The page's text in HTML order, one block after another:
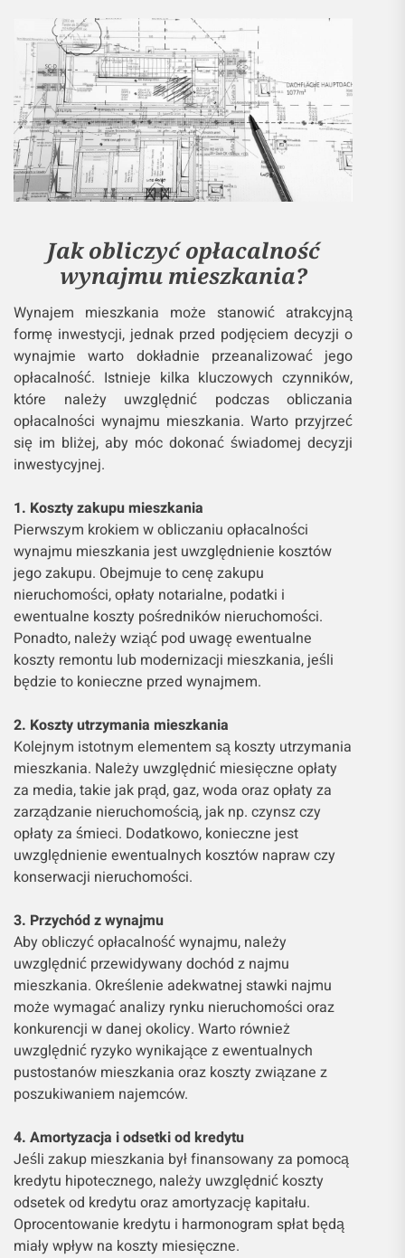
Jak obliczyć opłacalność
wynajmu mieszkania?
Wynajem mieszkania może stanowić atrakcyjną
formę inwestycji, jednak przed podjęciem decyzji o
wynajmie warto dokładnie przeanalizować jego
opłacalność. Istnieje kilka kluczowych czynników,
które należy uwzględnić podczas obliczania
opłacalności wynajmu mieszkania. Warto przyjrzeć
się im bliżej, aby móc dokonać świadomej decyzji
inwestycyjnej.
1. Koszty zakupu mieszkania
Pierwszym krokiem w obliczaniu opłacalności
wynajmu mieszkania jest uwzględnienie kosztów
jego zakupu. Obejmuje to cenę zakupu
nieruchomości, opłaty notarialne, podatki i
ewentualne koszty pośredników nieruchomości.
Ponadto, należy wziąć pod uwagę ewentualne
koszty remontu lub modernizacji mieszkania, jeśli
będzie to konieczne przed wynajmem.
2. Koszty utrzymania mieszkania
Kolejnym istotnym elementem są koszty utrzymania
mieszkania. Należy uwzględnić miesięczne opłaty
za media, takie jak prąd, gaz, woda oraz opłaty za
zarządzanie nieruchomością, jak np. czynsz czy
opłaty za śmieci. Dodatkowo, konieczne jest
uwzględnienie ewentualnych kosztów napraw czy
konserwacji nieruchomości.
3. Przychód z wynajmu
Aby obliczyć opłacalność wynajmu, należy
uwzględnić przewidywany dochód z najmu
mieszkania. Określenie adekwatnej stawki najmu
może wymagać analizy rynku nieruchomości oraz
konkurencji w danej okolicy. Warto również
uwzględnić ryzyko wynikające z ewentualnych
pustostanów mieszkania oraz koszty związane z
poszukiwaniem najemców.
4. Amortyzacja i odsetki od kredytu
Jeśli zakup mieszkania był finansowany za pomocą
kredytu hipotecznego, należy uwzględnić koszty
odsetek od kredytu oraz amortyzację kapitału.
Oprocentowanie kredytu i harmonogram spłat będą
miały wpływ na koszty miesięczne.